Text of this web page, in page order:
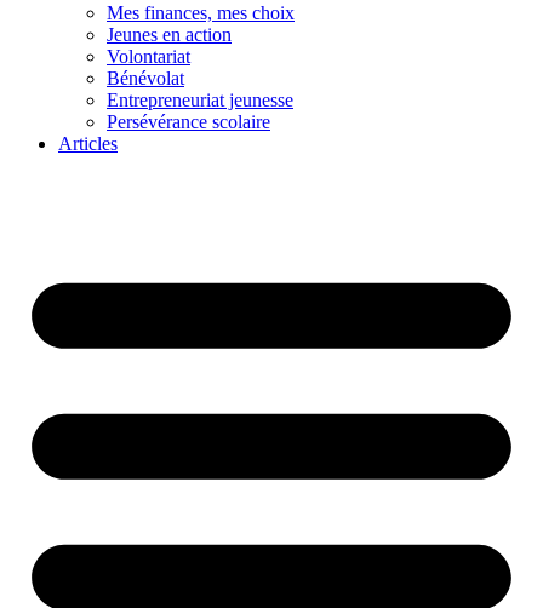
Mes finances, mes choix
Jeunes en action
Volontariat
Bénévolat
Entrepreneuriat jeunesse
Persévérance scolaire
Articles